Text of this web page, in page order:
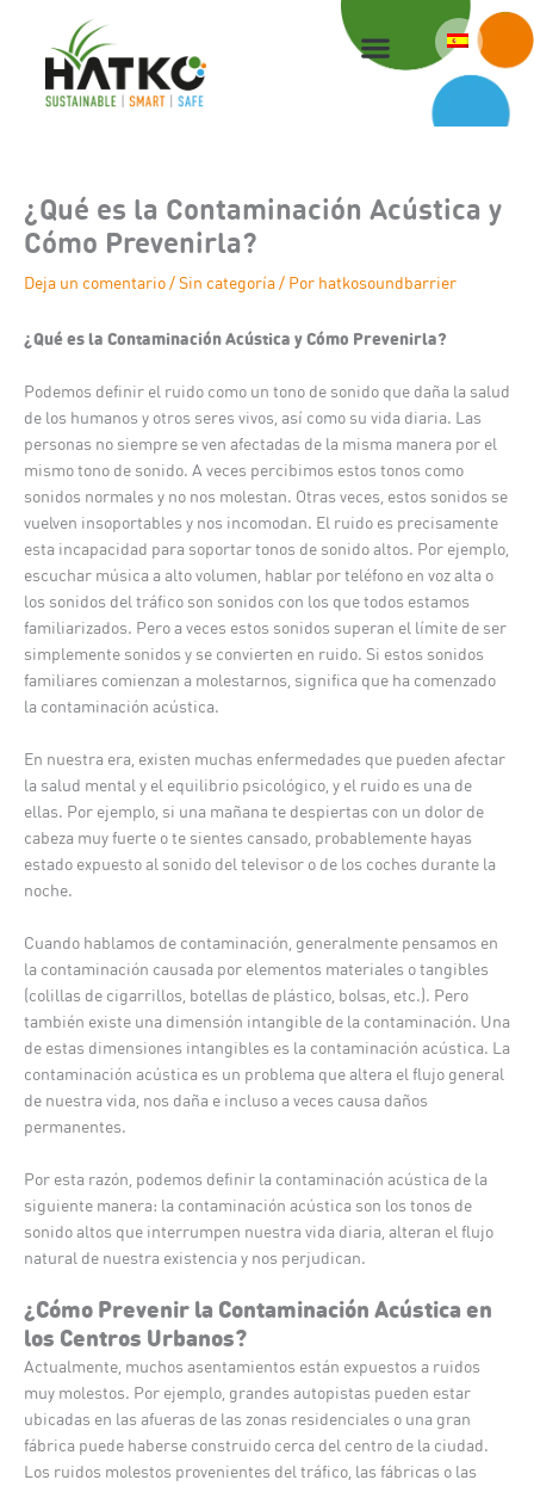
contenido
¿Qué es la Contaminación Acústica y
Cómo Prevenirla?
Deja un comentario/Sin categoría/ Por hatkosoundbarrier
¿Qué es la Contaminación Acústica y Cómo Prevenirla?
Podemos definir el ruido como un tono de sonido que daña la salud
de los humanos y otros seres vivos, así como su vida diaria. Las
personas no siempre se ven afectadas de la misma manera por el
mismo tono de sonido. A veces percibimos estos tonos como
sonidos normales y no nos molestan. Otras veces, estos sonidos se
vuelven insoportables y nos incomodan. El ruido es precisamente
esta incapacidad para soportar tonos de sonido altos. Por ejemplo,
escuchar música a alto volumen, hablar por teléfono en voz alta o
los sonidos del tráfico son sonidos con los que todos estamos
familiarizados. Pero a veces estos sonidos superan el límite de ser
simplemente sonidos y se convierten en ruido. Si estos sonidos
familiares comienzan a molestarnos, significa que ha comenzado
la contaminación acústica.
En nuestra era, existen muchas enfermedades que pueden afectar
la salud mental y el equilibrio psicológico, y el ruido es una de
ellas. Por ejemplo, si una mañana te despiertas con un dolor de
cabeza muy fuerte o te sientes cansado, probablemente hayas
estado expuesto al sonido del televisor o de los coches durante la
noche.
Cuando hablamos de contaminación, generalmente pensamos en
la contaminación causada por elementos materiales o tangibles
(colillas de cigarrillos, botellas de plástico, bolsas, etc.). Pero
también existe una dimensión intangible de la contaminación. Una
de estas dimensiones intangibles es la contaminación acústica. La
contaminación acústica es un problema que altera el flujo general
de nuestra vida, nos daña e incluso a veces causa daños
permanentes.
Por esta razón, podemos definir la contaminación acústica de la
siguiente manera: la contaminación acústica son los tonos de
sonido altos que interrumpen nuestra vida diaria, alteran el flujo
natural de nuestra existencia y nos perjudican.
¿Cómo Prevenir la Contaminación Acústica en
los Centros Urbanos?
Actualmente, muchos asentamientos están expuestos a ruidos
muy molestos. Por ejemplo, grandes autopistas pueden estar
ubicadas en las afueras de las zonas residenciales o una gran
fábrica puede haberse construido cerca del centro de la ciudad.
Los ruidos molestos provenientes del tráfico, las fábricas o las